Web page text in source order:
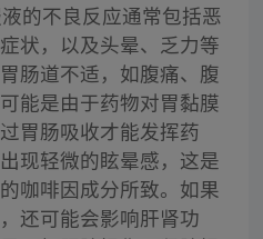
的不良反应通常包括恶
状，以及头晕、乏力等
肠道不适，如腹痛、腹
能是由于药物对胃黏膜
胃肠吸收才能发挥药
现轻微的眩晕感，这是
咖啡因成分所致。如果
还可能会影响肝肾功